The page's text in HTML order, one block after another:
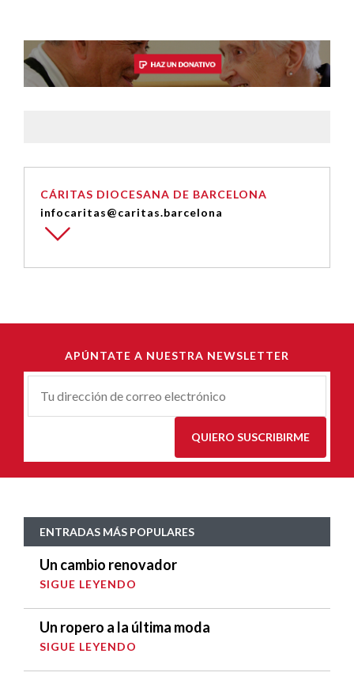
CÁRITAS DIOCESANA DE BARCELONA
infocaritas@caritas.barcelona
APÚNTATE A NUESTRA NEWSLETTER
Correu-
QUIERO SUSCRIBIRME
ENTRADAS MÁS POPULARES
Un cambio renovador
SIGUE LEYENDO
Un ropero a la última moda
SIGUE LEYENDO